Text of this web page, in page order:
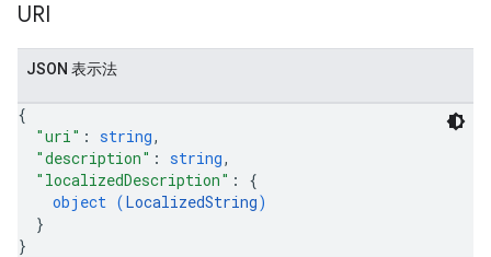
URI
JSON 表示法
{
"uri" : string,
"description" : string,
"localizedDescription" : {
object (LocalizedString)
}
}